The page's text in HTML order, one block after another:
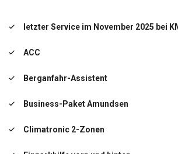
letzter Service im November 2025 bei
ACC
Berganfahr-Assistent
Business-Paket Amundsen
Climatronic 2-Zonen